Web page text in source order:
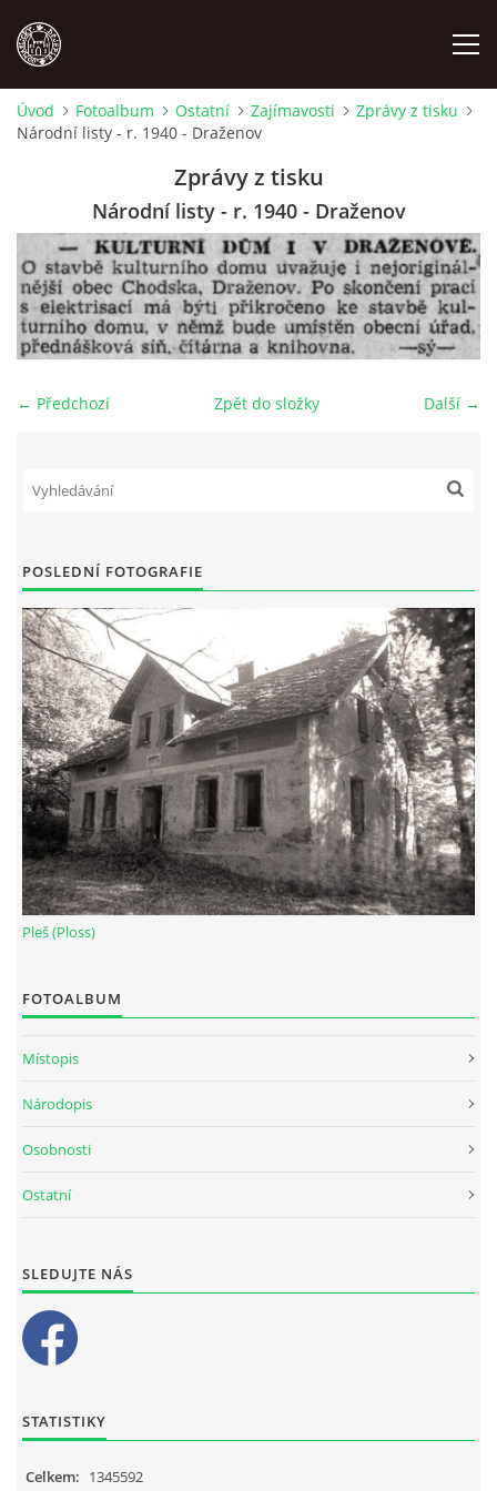
MÍSTOPIS
NÁRODOPIS
OSOBNOSTI
OSTATNÍ
ODKAZY
Kontakt:
tel. 773 916 275
info@domdej.cz
--------------------------------------------------------------
Tento projekt je realizován za finanční podpory
města Domažlice.
© 2026 eStránky.cz |Aktualizováno: 17. 7. 2026|Nahoru ↑
Úvod Fotoalbum Ostatní Zajímavosti
Zprávy z tisku
Národní listy - r. 1940 - Draženov
Zprávy z tisku
Národní listy - r. 1940 - Draženov
← Předchozí Další →
Zpět do složky
POSLEDNÍ FOTOGRAFIE
Pleš (Ploss)
FOTOALBUM
Místopis
Národopis
Osobnosti
Ostatní
SLEDUJTE NÁS
STATISTIKY
Celkem: 1345592